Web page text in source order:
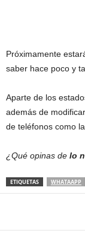
Próximamente
saber hace poco y
Aparte de los
además de
de teléfonos como
¿Qué opinas de lo
ETIQUETAS WHATAAPP